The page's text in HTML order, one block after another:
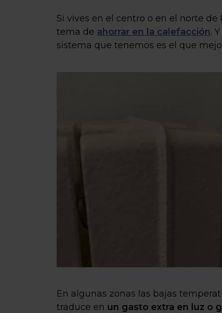
Si vives en el centro o en el norte
tema de ahorrar en la calefacción.
sistema que tenemos es el que
En algunas zonas las bajas
traduce en un gasto extra en luz o